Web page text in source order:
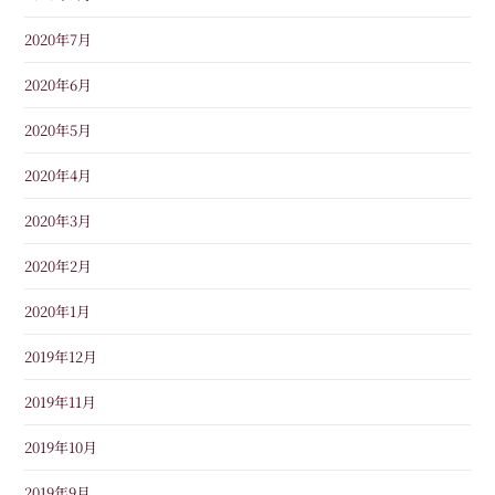
2020年7月
2020年6月
2020年5月
2020年4月
2020年3月
2020年2月
2020年1月
2019年12月
2019年11月
2019年10月